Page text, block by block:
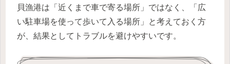
貝漁港は「近くまで車で寄る場所」ではなく、「広
い駐車場を使って歩いて入る場所」と考えておく方
が、結果としてトラブルを避けやすいです。